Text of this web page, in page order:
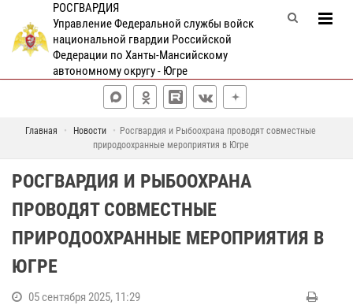
РОСГВАРДИЯ
Управление Федеральной службы войск
национальной гвардии Российской
Федерации по Ханты-Мансийскому
автономному округу - Югре
Главная Новости
Росгвардия и Рыбоохрана проводят совместные
природоохранные мероприятия в Югре
РОСГВАРДИЯ И РЫБООХРАНА
ПРОВОДЯТ СОВМЕСТНЫЕ
ПРИРОДООХРАННЫЕ МЕРОПРИЯТИЯ В
ЮГРЕ
05 сентября 2025, 11:29